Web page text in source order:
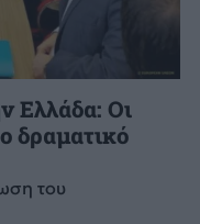
Ελλάδα: Οι
δραματικό
του